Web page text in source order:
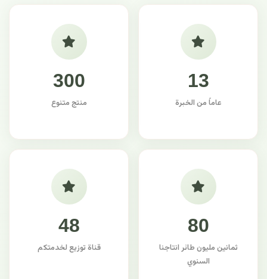
13
عاماً من الخبرة
300
منتج متنوع
80
ثمانين مليون طائر انتاجنا
السنوي
48
قناة توزيع لخدمتكم